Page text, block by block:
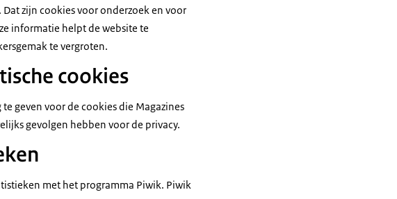
zijn cookies voor onderzoek en voor
informatie helpt de website te
te vergroten.
cookies
geven voor de cookies die Magazines
gevolgen hebben voor de privacy.
met het programma Piwik. Piwik